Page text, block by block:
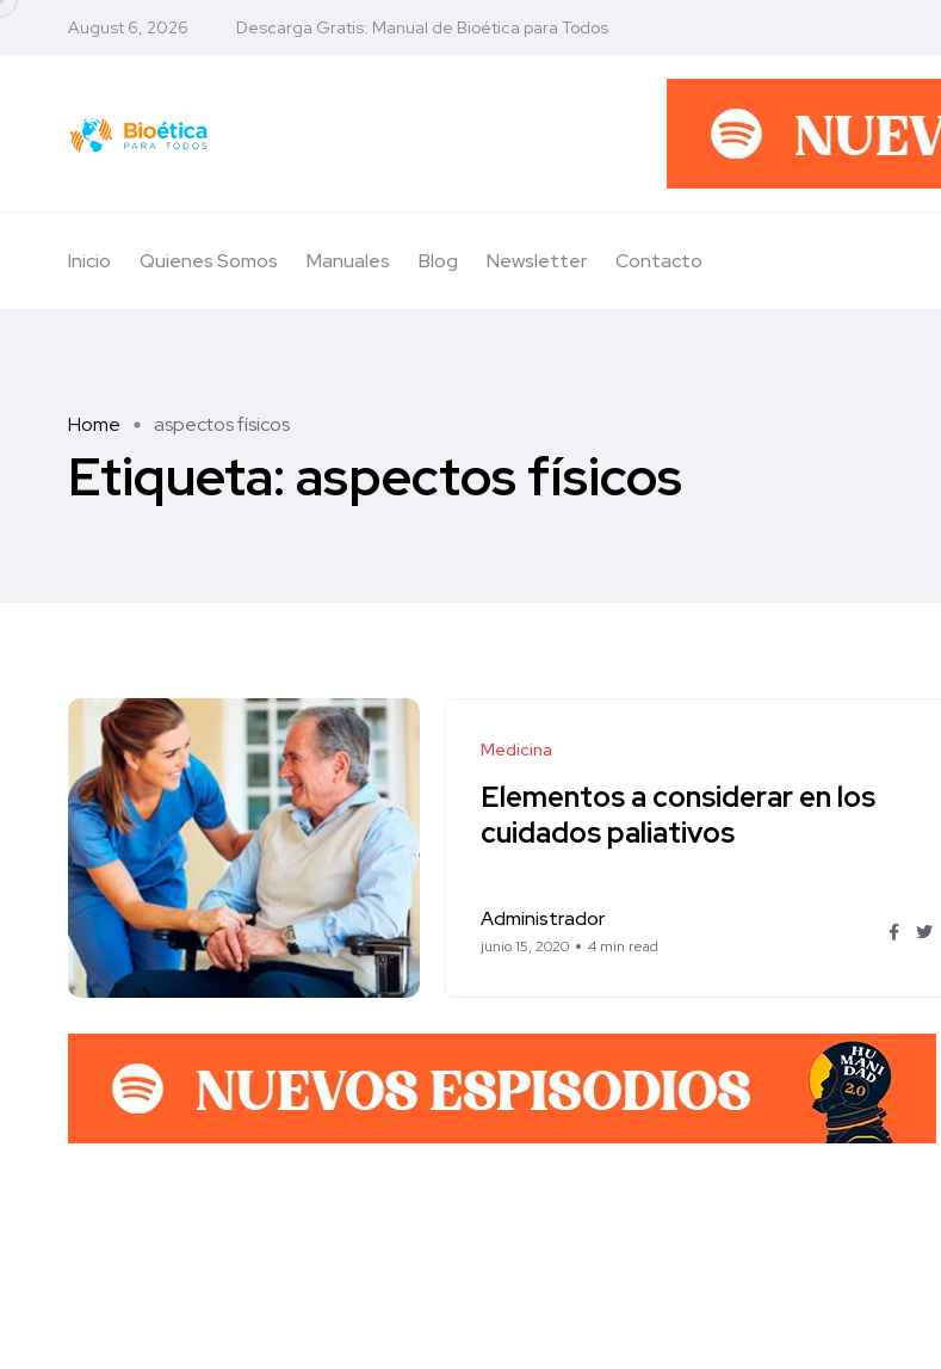
August 6, 2026 Descarga Gratis: Manual de Bioética para Todos
Inicio Quienes Somos Manuales Blog Newsletter Contacto
Home aspectos físicos
Etiqueta: aspectos físicos
Medicina
Elementos a considerar en los
cuidados paliativos
Administrador
junio 15, 2020 4 min read